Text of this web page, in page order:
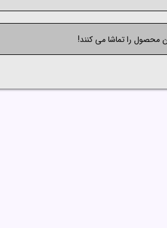
محصول را تماشا می کنند!